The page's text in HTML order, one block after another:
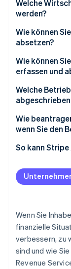
Welche
werden?
Wie können
absetzen?
Wie können
erfassen und
Welche
Wie
wenn Sie den
Abzug
Steuerabzug
So kann
Bei Atlas eine
Zahlungen
erwerben
Automatische
Hochwertige
Wenn Sie
finanzielle
verbessern, zu
sind und wie
Revenue